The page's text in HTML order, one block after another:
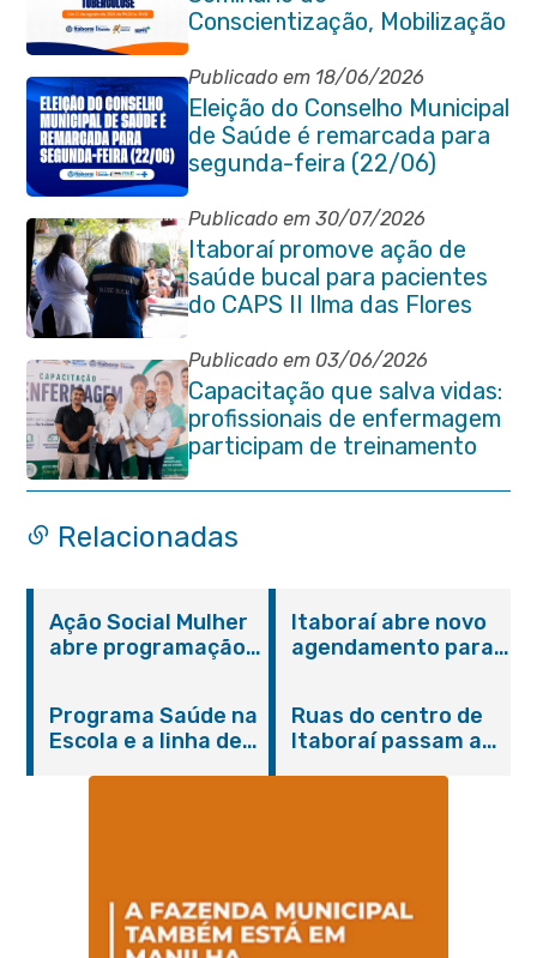
Conscientização, Mobilização
e Combate à Tuberculose em
Itaboraí
Publicado em 18/06/2026
Eleição do Conselho Municipal
de Saúde é remarcada para
segunda-feira (22/06)
Publicado em 30/07/2026
Itaboraí promove ação de
saúde bucal para pacientes
do CAPS II Ilma das Flores
Publicado em 03/06/2026
Capacitação que salva vidas:
profissionais de enfermagem
participam de treinamento
em primeiros socorros em
Itaboraí
Relacionadas
Ação Social Mulher
abre programação
serviços gratuitos e
orientações
Itaboraí abre novo
agendamento para
Programa Saúde na
Escola e a linha de
Magalhães Seabra
Ruas do centro de
Itaboraí passam a